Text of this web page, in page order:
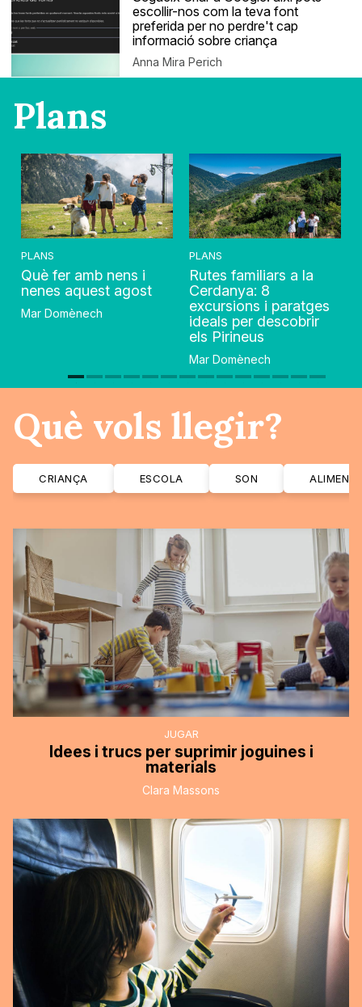
escollir-nos com la teva font
preferida per no perdre't cap
informació sobre criança
Anna Mira Perich
Plans
PLANS
Què fer amb nens i
nenes aquest agost
Mar Domènech
PLANS
Rutes familiars a la
Cerdanya: 8
excursions i paratges
ideals per descobrir
els Pirineus
Mar Domènech
Què vols llegir?
CRIANÇA ESCOLA SON
JUGAR
Idees i trucs per suprimir joguines i
materials
Clara Massons